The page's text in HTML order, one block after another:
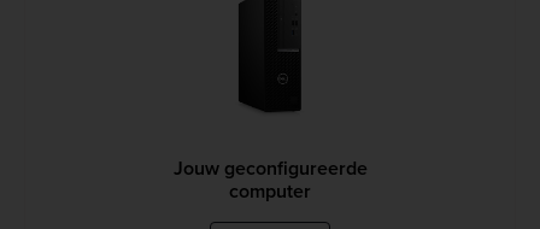
Jouw geconfigureerde
computer